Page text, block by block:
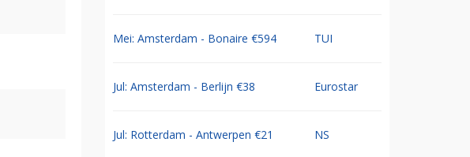
Mei: Amsterdam - Bonaire €594 TUI
Jul: Amsterdam - Berlijn €38 Eurostar
Jul: Rotterdam - Antwerpen €21 NS